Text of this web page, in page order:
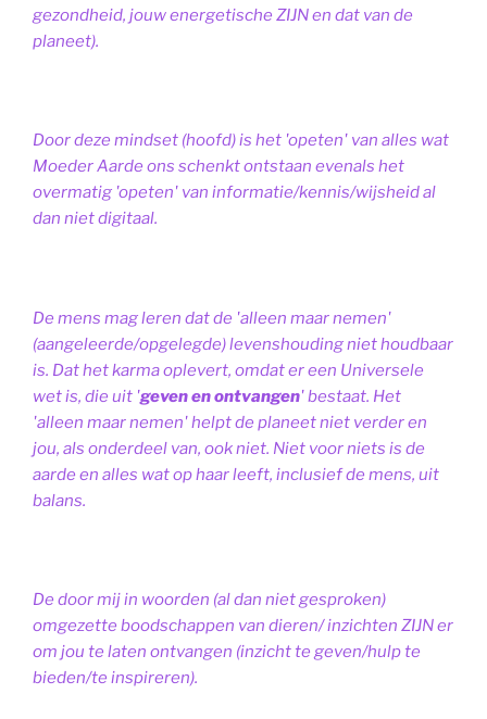
gezondheid, jouw energetische ZIJN en dat van de
planeet).
Door deze mindset (hoofd) is het 'opeten' van alles wat
Moeder Aarde ons schenkt ontstaan evenals het
overmatig 'opeten' van informatie/kennis/wijsheid al
dan niet digitaal.
De mens mag leren dat de 'alleen maar nemen'
(aangeleerde/opgelegde) levenshouding niet houdbaar
is. Dat het karma oplevert, omdat er een Universele
wet is, die uit 'geven en ontvangen' bestaat. Het
'alleen maar nemen' helpt de planeet niet verder en
jou, als onderdeel van, ook niet. Niet voor niets is de
aarde en alles wat op haar leeft, inclusief de mens, uit
balans.
De door mij in woorden (al dan niet gesproken)
omgezette boodschappen van dieren/ inzichten ZIJN er
om jou te laten ontvangen (inzicht te geven/hulp te
bieden/te inspireren).